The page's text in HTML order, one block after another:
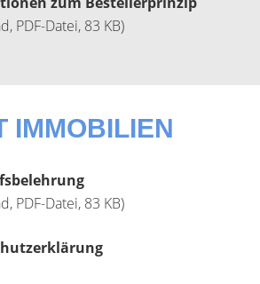
PDF-Datei, 83 KB)
IMMOBILIEN
PDF-Datei, 83 KB)